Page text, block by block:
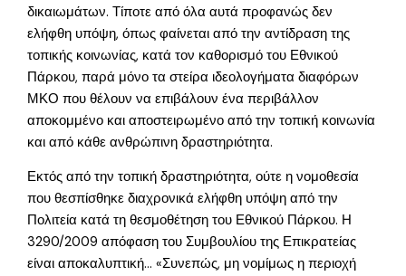
δικαιωμάτων. Τίποτε από όλα αυτά προφανώς δεν
ελήφθη υπόψη, όπως φαίνεται από την αντίδραση της
τοπικής κοινωνίας, κατά τον καθορισμό του Εθνικού
Πάρκου, παρά μόνο τα στείρα ιδεολογήματα διαφόρων
ΜΚΟ που θέλουν να επιβάλουν ένα περιβάλλον
αποκομμένο και αποστειρωμένο από την τοπική κοινωνία
και από κάθε ανθρώπινη δραστηριότητα.
Εκτός από την τοπική δραστηριότητα, ούτε η νομοθεσία
που θεσπίσθηκε διαχρονικά ελήφθη υπόψη από την
Πολιτεία κατά τη θεσμοθέτηση του Εθνικού Πάρκου. Η
3290/2009 απόφαση του Συμβουλίου της Επικρατείας
είναι αποκαλυπτική… «Συνεπώς, μη νομίμως η περιοχή